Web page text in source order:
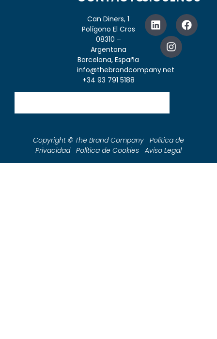
Can Diners, 1
Polígono El Cros
08310 –
Argentona
Barcelona, España
info@thebrandcompany.net
+34 93 791 5188
Copyright © The Brand Company Política de
Privacidad Política de Cookies Aviso Legal